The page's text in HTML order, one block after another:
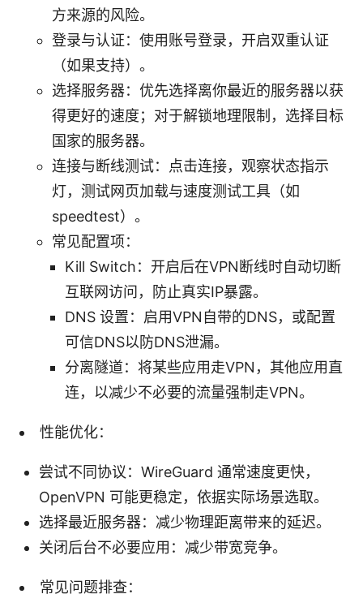
方来源的风险。
登录与认证：使用账号登录，开启双重认证
（如果支持）。
选择服务器：优先选择离你最近的服务器以获
得更好的速度；对于解锁地理限制，选择目标
国家的服务器。
连接与断线测试：点击连接，观察状态指示
灯，测试网页加载与速度测试工具（如
speedtest）。
常见配置项：
Kill Switch：开启后在VPN断线时自动切断
互联网访问，防止真实IP暴露。
DNS 设置：启用VPN自带的DNS，或配置
可信DNS以防DNS泄漏。
分离隧道：将某些应用走VPN，其他应用直
连，以减少不必要的流量强制走VPN。
性能优化：
尝试不同协议：WireGuard 通常速度更快，
OpenVPN 可能更稳定，依据实际场景选取。
选择最近服务器：减少物理距离带来的延迟。
关闭后台不必要应用：减少带宽竞争。
常见问题排查：